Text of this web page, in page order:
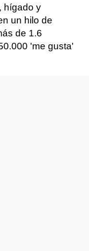
hígado y
un hilo de
de 1.6
'me gusta'